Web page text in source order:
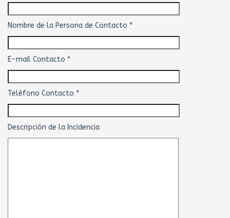
Nombre de la Persona de Contacto *
E-mail Contacto *
Teléfono Contacto *
Descripción de la Incidencia